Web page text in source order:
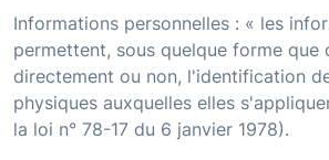
Informations personnelles : « les
permettent, sous quelque forme que
directement ou non, l'identification
physiques auxquelles elles
la loi n° 78-17 du 6 janvier 1978).